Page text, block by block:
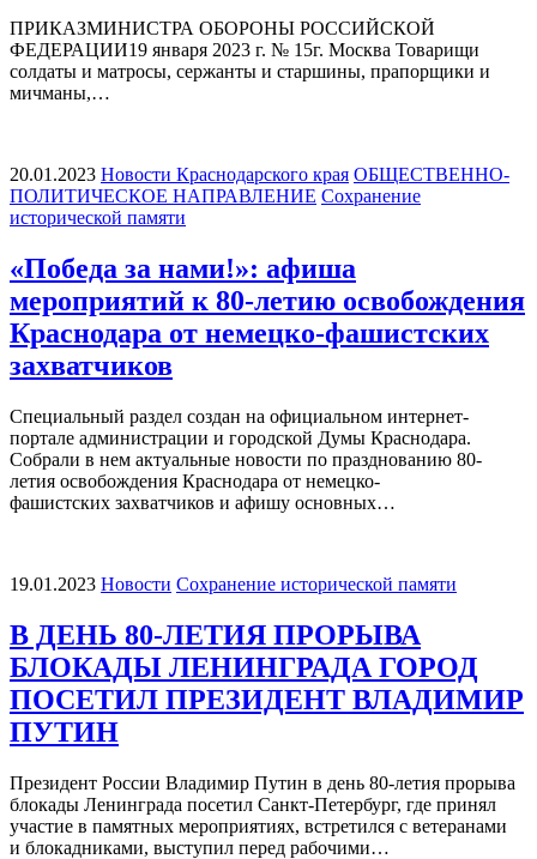
ПРИКАЗМИНИСТРА ОБОРОНЫ РОССИЙСКОЙ
ФЕДЕРАЦИИ19 января 2023 г. № 15г. Москва Товарищи
солдаты и матросы, сержанты и старшины, прапорщики и
мичманы,…
20.01.2023 Новости Краснодарского края ОБЩЕСТВЕННО-
ПОЛИТИЧЕСКОЕ НАПРАВЛЕНИЕ Сохранение
исторической памяти
«Победа за нами!»: афиша
мероприятий к 80-летию освобождения
Краснодара от немецко-фашистских
захватчиков
Специальный раздел создан на официальном интернет-
портале администрации и городской Думы Краснодара.
Собрали в нем актуальные новости по празднованию 80-
летия освобождения Краснодара от немецко-
фашистских захватчиков и афишу основных…
19.01.2023 Новости Сохранение исторической памяти
В ДЕНЬ 80-ЛЕТИЯ ПРОРЫВА
БЛОКАДЫ ЛЕНИНГРАДА ГОРОД
ПОСЕТИЛ ПРЕЗИДЕНТ ВЛАДИМИР
ПУТИН
Президент России Владимир Путин в день 80-летия прорыва
блокады Ленинграда посетил Санкт-Петербург, где принял
участие в памятных мероприятиях, встретился с ветеранами
и блокадниками, выступил перед рабочими…